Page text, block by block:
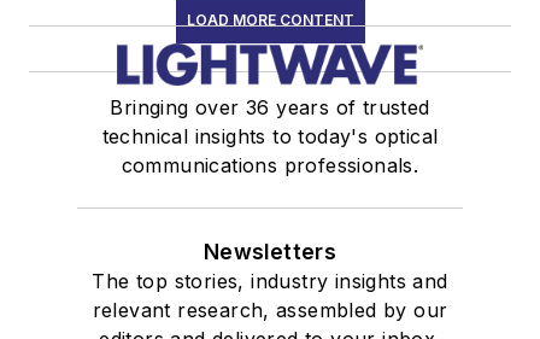
LOAD MORE CONTENT
Bringing over 36 years of trusted
technical insights to today's optical
communications professionals.
Newsletters
The top stories, industry insights and
relevant research, assembled by our